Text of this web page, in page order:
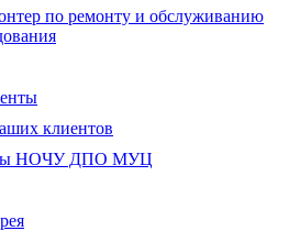
по ремонту и обслуживанию
клиентов
НОЧУ ДПО МУЦ